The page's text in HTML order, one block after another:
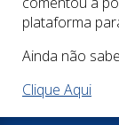
plataforma
Ainda não
Clique Aqui